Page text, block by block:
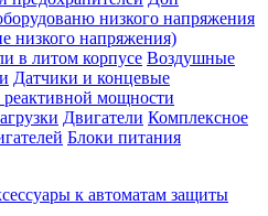
низкого напряжения
низкого напряжения)
в литом корпусе Воздушные
Датчики и концевые
мощности
Двигатели Комплексное
Блоки питания
к автоматам защиты